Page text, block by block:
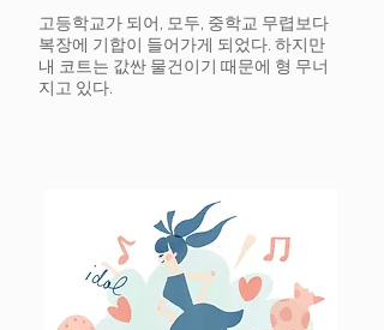
고등학교가 되어, 모두, 중학교 무렵보다
복장에 기합이 들어가게 되었다. 하지만
내 코트는 값싼 물건이기 때문에 형 무너
지고 있다.